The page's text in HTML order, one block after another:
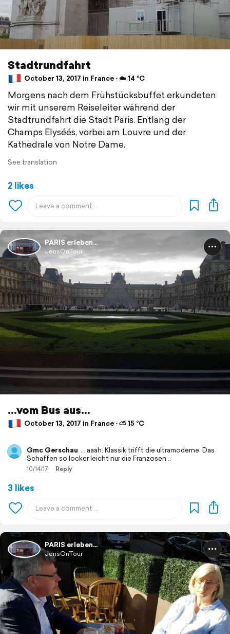
Stadtrundfahrt
October 13, 2017 in France ⋅ ☁️ 14 °C
Morgens nach dem Frühstücksbuffet erkundeten
wir mit unserem Reiseleiter während der
Stadtrundfahrt die Stadt Paris. Entlang der
Champs Elyséés, vorbei am Louvre und der
Kathedrale von Notre Dame.
See translation
2 likes
PARIS erleben...
JensOnTour
...vom Bus aus...
October 13, 2017 in France ⋅ ⛅ 15 °C
Gmc Gerschau ... aaah. Klassik trifft die ultramoderne. Das
Schaffen so locker leicht nur die Franzosen ..
10/14/17 Reply
3 likes
PARIS erleben...
JensOnTour